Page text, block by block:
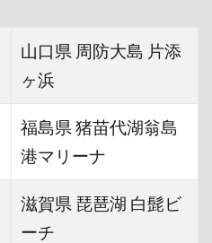
山口県 周防大島 片添
ヶ浜
福島県 猪苗代湖翁島
港マリーナ
滋賀県 琵琶湖 白髭ビ
ーチ